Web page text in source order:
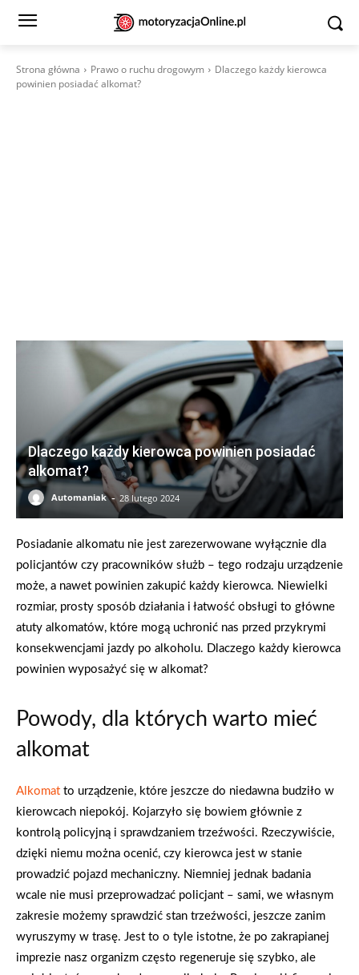
Strona główna Prawo o ruchu drogowym
Dlaczego każdy kierowca
powinien posiadać alkomat?
Dlaczego każdy kierowca powinien posiadać
alkomat?
Automaniak - 28 lutego 2024
Posiadanie alkomatu nie jest zarezerwowane wyłącznie dla
policjantów czy pracowników służb – tego rodzaju urządzenie
może, a nawet powinien zakupić każdy kierowca. Niewielki
rozmiar, prosty sposób działania i łatwość obsługi to główne
atuty alkomatów, które mogą uchronić nas przed przykrymi
konsekwencjami jazdy po alkoholu. Dlaczego każdy kierowca
powinien wyposażyć się w alkomat?
Powody, dla których warto mieć
alkomat
Alkomat to urządzenie, które jeszcze do niedawna budziło w
kierowcach niepokój. Kojarzyło się bowiem głównie z
kontrolą policyjną i sprawdzaniem trzeźwości. Rzeczywiście,
dzięki niemu można ocenić, czy kierowca jest w stanie
prowadzić pojazd mechaniczny. Niemniej jednak badania
wcale nie musi przeprowadzać policjant – sami, we własnym
zakresie możemy sprawdzić stan trzeźwości, jeszcze zanim
wyruszymy w trasę. Jest to o tyle istotne, że po zakrapianej
imprezie nasz organizm często regeneruje się szybko, ale